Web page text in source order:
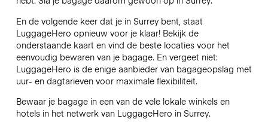
En de volgende keer dat je in Surrey bent, staat
LuggageHero opnieuw voor je klaar! Bekijk de
onderstaande kaart en vind de beste locaties voor het
eenvoudig bewaren van je bagage. En vergeet niet:
LuggageHero is de enige aanbieder van bagageopslag met
uur- en dagtarieven voor maximale flexibiliteit.
Bewaar je bagage in een van de vele lokale winkels en
hotels in het netwerk van LuggageHero in Surrey.